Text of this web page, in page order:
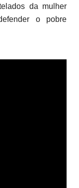
da mulher
o pobre